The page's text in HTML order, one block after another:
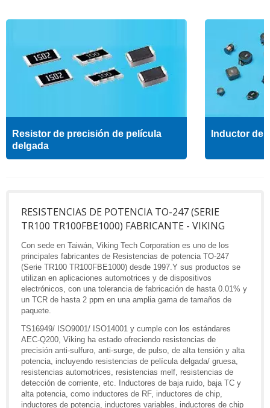
Resistor de precisión de película
delgada
Inductor de
RESISTENCIAS DE POTENCIA TO-247 (SERIE
TR100 TR100FBE1000) FABRICANTE - VIKING
Con sede en Taiwán, Viking Tech Corporation es uno de los
principales fabricantes de Resistencias de potencia TO-247
(Serie TR100 TR100FBE1000) desde 1997.Y sus productos se
utilizan en aplicaciones automotrices y de dispositivos
electrónicos, con una tolerancia de fabricación de hasta 0.01% y
un TCR de hasta 2 ppm en una amplia gama de tamaños de
paquete.
TS16949/ ISO9001/ ISO14001 y cumple con los estándares
AEC-Q200, Viking ha estado ofreciendo resistencias de
precisión anti-sulfuro, anti-surge, de pulso, de alta tensión y alta
potencia, incluyendo resistencias de película delgada/ gruesa,
resistencias automotrices, resistencias melf, resistencias de
detección de corriente, etc. Inductores de baja ruido, baja TC y
alta potencia, como inductores de RF, inductores de chip,
inductores de potencia, inductores variables, inductores de chip